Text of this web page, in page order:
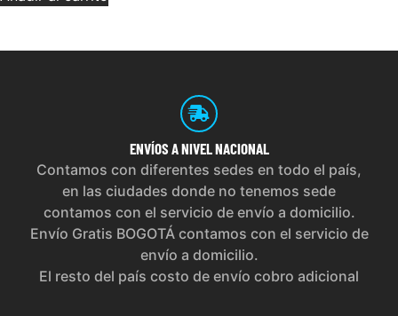
ENVÍOS A NIVEL NACIONAL
Contamos con diferentes sedes en todo el país,
en las ciudades donde no tenemos sede
contamos con el servicio de envío a domicilio.
Envío Gratis BOGOTÁ contamos con el servicio de
envío a domicilio.
El resto del país costo de envío cobro adicional